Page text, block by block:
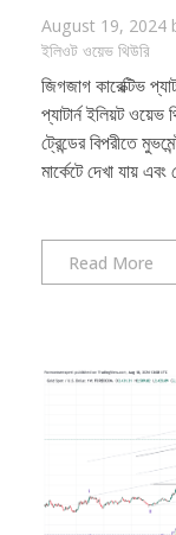
August 19, 2024
ইলিওট ওয়েভ থিউরি
জিগজাগ কারেক্টিভ
প্যাটার্ন ইলিয়ট ওয়েভ
ট্রেন্ডের বিপরীতে
মার্কেটে দেখা যায়
Read More